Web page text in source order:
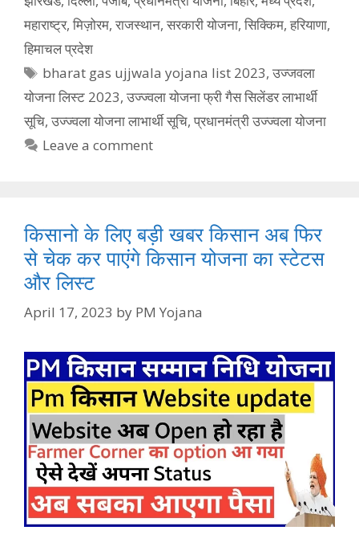
महाराष्ट्र, मिज़ोरम, राजस्थान, सरकारी योजना, सिक्किम, हरियाणा,
हिमाचल प्रदेश
Tags
bharat gas ujjwala yojana list 2023,उज्जवला
योजना लिस्ट 2023, उज्ज्वला योजना फ्री गैस सिलेंडर लाभार्थी
सूचि, उज्ज्वला योजना लाभार्थी सूचि, प्रधानमंत्री उज्ज्वला योजना
Leave a comment
किसानो के लिए बड़ी खबर किसान अब फिर
से चेक कर पाएंगे किसान योजना का स्टेटस
और लिस्ट
April 17, 2023 by PM Yojana